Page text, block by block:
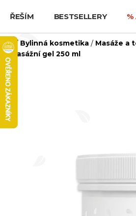
ŘEŠÍM BESTSELLERY %
Domů
/ Bylinná kosmetika / Masáže a
masážní gel 250 ml